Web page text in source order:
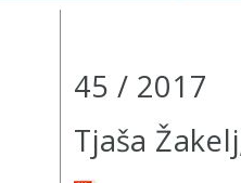
45 / 2017
Tjaša